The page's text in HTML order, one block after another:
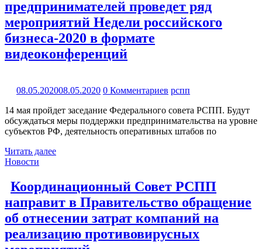
предпринимателей проведет ряд
мероприятий Недели российского
бизнеса-2020 в формате
видеоконференций
08.05.202008.05.2020 0 Комментариев рспп
14 мая пройдет заседание Федерального совета РСПП. Будут
обсуждаться меры поддержки предпринимательства на уровне
субъектов РФ, деятельность оперативных штабов по
Читать далее
Новости
Координационный Совет РСПП
направит в Правительство обращение
об отнесении затрат компаний на
реализацию противовирусных